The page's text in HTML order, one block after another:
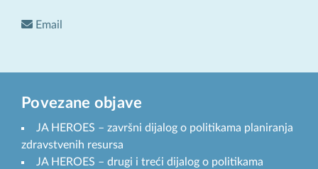
Email
Povezane objave
JA HEROES – završni dijalog o politikama planiranja
zdravstvenih resursa
JA HEROES – drugi i treći dijalog o politikama